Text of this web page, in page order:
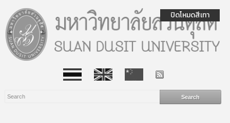
ปิดโหมดสีเทา